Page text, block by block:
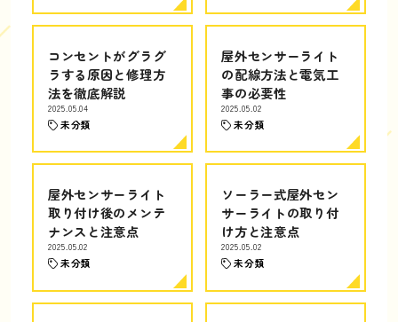
コンセントがグラグ
ラする原因と修理方
法を徹底解説
2025.05.04
未分類
屋外センサーライト
の配線方法と電気工
事の必要性
2025.05.02
未分類
屋外センサーライト
取り付け後のメンテ
ナンスと注意点
2025.05.02
未分類
ソーラー式屋外セン
サーライトの取り付
け方と注意点
2025.05.02
未分類